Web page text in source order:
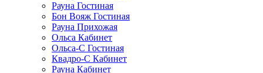
Рауна Гостиная
Бон Вояж Гостиная
Рауна Прихожая
Ольса Кабинет
Ольса-С Гостиная
Квадро-С Кабинет
Рауна Кабинет